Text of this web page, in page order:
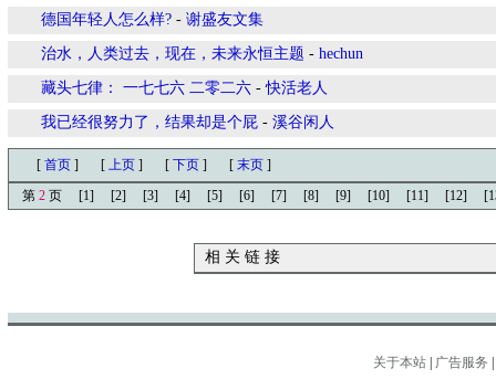
德国年轻人怎么样? - 谢盛友文集
治水，人类过去，现在，未来永恒主题 - hechun
藏头七律： 一七七六 二零二六 -快活老人
我已经很努力了，结果却是个屁 - 溪谷闲人
[ 首页 ] [ 上页 ] [ 下页 ] [ 末页 ]
第 2 页 [1] [2] [3] [4] [5] [6] [7] [8] [9] [10] [11] [12]
相 关 链 接
关于本站 广告服务